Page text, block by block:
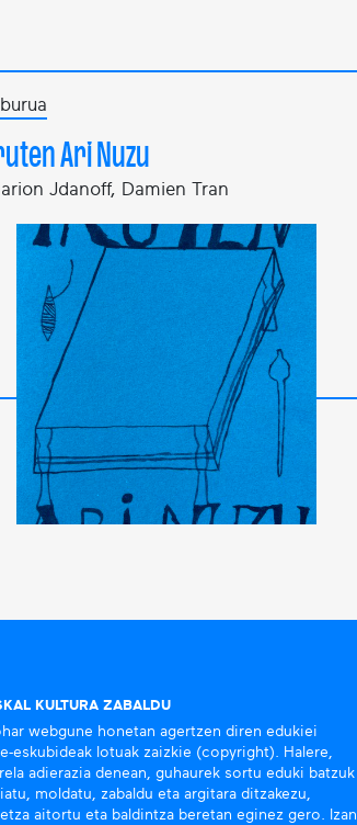
Ari Nuzu
Jdanoff, Damien Tran
KULTURA ZABALDU
webgune honetan agertzen diren edukiei
eskubideak lotuak zaizkie (copyright). Halere,
adierazia denean, guhaurek sortu eduki batzuk
moldatu, zabaldu eta argitara ditzakezu,
aitortu eta baldintza beretan eginez gero. Izan